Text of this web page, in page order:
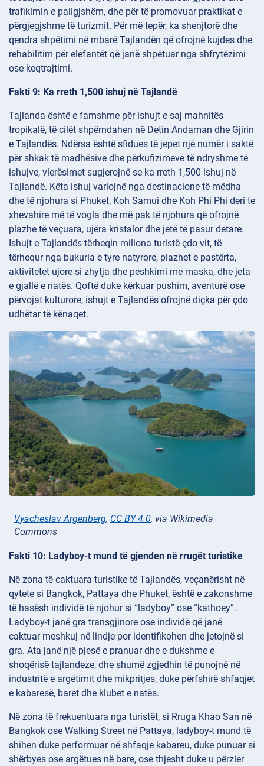
trafikimin e paligjshëm, dhe për të promovuar praktikat e
përgjegjshme të turizmit. Për më tepër, ka shenjtorë dhe
qendra shpëtimi në mbarë Tajlandën që ofrojnë kujdes dhe
rehabilitim për elefantët që janë shpëtuar nga shfrytëzimi
ose keqtrajtimi.
Fakti 9: Ka rreth 1,500 ishuj në Tajlandë
Tajlanda është e famshme për ishujt e saj mahnitës
tropikalë, të cilët shpërndahen në Detin Andaman dhe Gjirin
e Tajlandës. Ndërsa është sfidues të jepet një numër i saktë
për shkak të madhësive dhe përkufizimeve të ndryshme të
ishujve, vlerësimet sugjerojnë se ka rreth 1,500 ishuj në
Tajlandë. Këta ishuj variojnë nga destinacione të mëdha
dhe të njohura si Phuket, Koh Samui dhe Koh Phi Phi deri te
xhevahire më të vogla dhe më pak të njohura që ofrojnë
plazhe të veçuara, ujëra kristalor dhe jetë të pasur detare.
Ishujt e Tajlandës tërheqin miliona turistë çdo vit, të
tërhequr nga bukuria e tyre natyrore, plazhet e pastërta,
aktivitetet ujore si zhytja dhe peshkimi me maska, dhe jeta
e gjallë e natës. Qoftë duke kërkuar pushim, aventurë ose
përvojat kulturore, ishujt e Tajlandës ofrojnë diçka për çdo
udhëtar të kënaqet.
Vyacheslav Argenberg, CC BY 4.0, via Wikimedia
Commons
Fakti 10: Ladyboy-t mund të gjenden në rrugët turistike
Në zona të caktuara turistike të Tajlandës, veçanërisht në
qytete si Bangkok, Pattaya dhe Phuket, është e zakonshme
të hasësh individë të njohur si “ladyboy” ose “kathoey”.
Ladyboy-t janë gra transgjinore ose individë që janë
caktuar meshkuj në lindje por identifikohen dhe jetojnë si
gra. Ata janë një pjesë e pranuar dhe e dukshme e
shoqërisë tajlandeze, dhe shumë zgjedhin të punojnë në
industritë e argëtimit dhe mikpritjes, duke përfshirë shfaqjet
e kabaresë, baret dhe klubet e natës.
Në zona të frekuentuara nga turistët, si Rruga Khao San në
Bangkok ose Walking Street në Pattaya, ladyboy-t mund të
shihen duke performuar në shfaqje kabareu, duke punuar si
shërbyes ose argëtues në bare, ose thjesht duke u përzier